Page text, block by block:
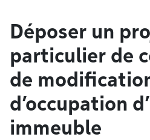
Déposer un
particulier de
de
d’occupation
immeuble